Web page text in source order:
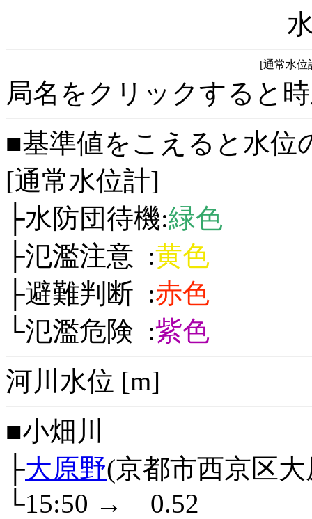
[通常水位
局名をクリックすると
■基準値をこえると水位
[通常水位計]
├水防団待機:緑色
├氾濫注意 :黄色
├避難判断 :赤色
└氾濫危険 :紫色
河川水位 [m]
■小畑川
├大原野(京都市西京区
└15:50 →
0.52